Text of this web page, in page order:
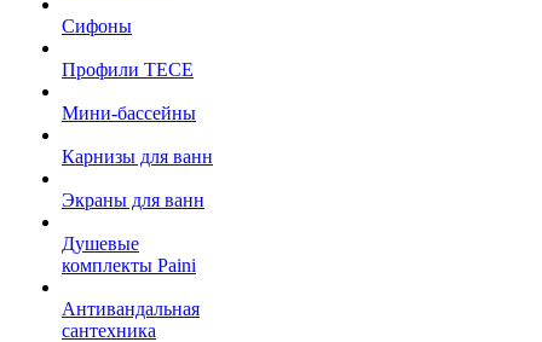
Сифоны
Профили TECE
Мини-бассейны
Карнизы для ванн
Экраны для ванн
Душевые
комплекты Paini
Антивандальная
сантехника